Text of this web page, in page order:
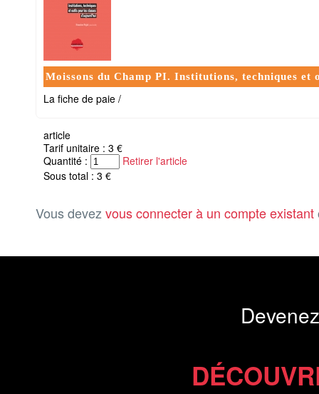
Moissons du Champ PI. Institutions, techniques
La fiche de paie /
article
Tarif unitaire : 3 €
Quantité :
Retirer l'article
Sous total : 3 €
Vous devez vous connecter à un compte existant